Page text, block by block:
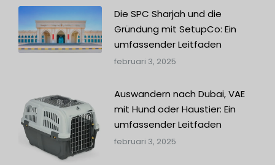
Die SPC Sharjah und die
Gründung mit SetupCo: Ein
umfassender Leitfaden
februari 3, 2025
Auswandern nach Dubai, VAE
mit Hund oder Haustier: Ein
umfassender Leitfaden
februari 3, 2025